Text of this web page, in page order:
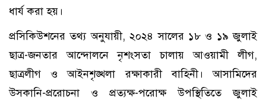
ধার্য করা হয়।
প্রসিকিউশনের তথ্য অনুযায়ী, ২০২৪ সালের ১৮ ও ১৯ জুলাই
ছাত্র-জনতার আন্দোলনে নৃশংসতা চালায় আওয়ামী লীগ,
ছাত্রলীগ ও আইনশৃঙ্খলা রক্ষাকারী বাহিনী। আসামিদের
উসকানি-প্ররোচনা ও প্রত্যক্ষ-পরোক্ষ উপস্থিতিতে জুলাই